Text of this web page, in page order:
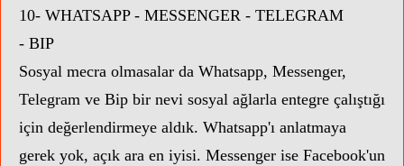
10- WHATSAPP - MESSENGER - TELEGRAM
- BIP
Sosyal mecra olmasalar da Whatsapp, Messenger,
Telegram ve Bip bir nevi sosyal ağlarla entegre çalıştığı
için değerlendirmeye aldık. Whatsapp'ı anlatmaya
gerek yok, açık ara en iyisi. Messenger ise Facebook'un